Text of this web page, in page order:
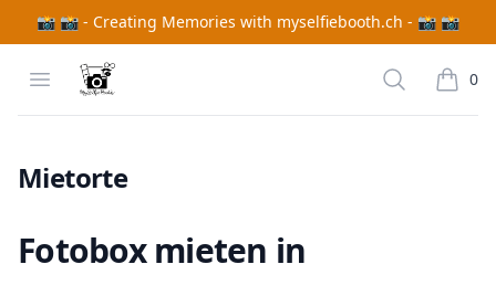
📸 📸 - Creating Memories with myselfiebooth.ch - 📸 📸
Open menu
MySelfieBooth Search 0
items
Mietorte
Fotobox mieten in